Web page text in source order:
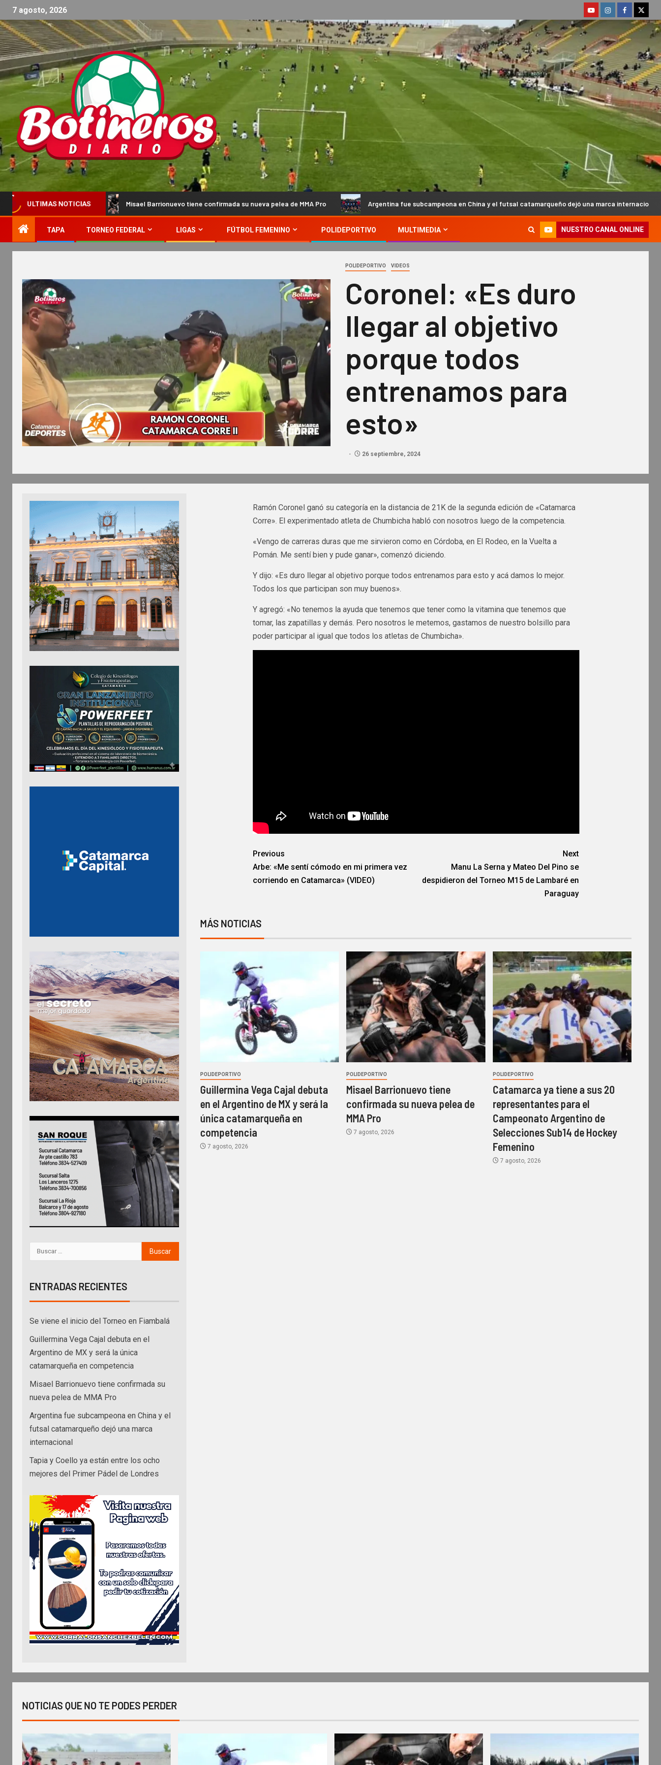
7 agosto, 2026
ULTIMAS NOTICIASMisael Barrionuevo tiene confirmada su nueva pelea de MMA Pro Argentina fue subcampeona en China y el futsal catamarqueño dejó una marca internacional Tapia
TAPA TORNEO FEDERAL LIGAS FÚTBOL FEMENINO POLIDEPORTIVO MULTIMEDIA NUESTRO CANAL ONLINE
POLIDEPORTIVO VIDEOS
Coronel: «Es duro
llegar al objetivo
porque todos
entrenamos para
esto»
26 septiembre, 2024
Ramón Coronel ganó su categoría en la distancia de 21K de la segunda edición de «Catamarca
Corre». El experimentado atleta de Chumbicha habló con nosotros luego de la competencia.
«Vengo de carreras duras que me sirvieron como en Córdoba, en El Rodeo, en la Vuelta a
Pomán. Me sentí bien y pude ganar», comenzó diciendo.
Y dijo: «Es duro llegar al objetivo porque todos entrenamos para esto y acá damos lo mejor.
Todos los que participan son muy buenos».
Y agregó: «No tenemos la ayuda que tenemos que tener como la vitamina que tenemos que
tomar, las zapatillas y demás. Pero nosotros le metemos, gastamos de nuestro bolsillo para
poder participar al igual que todos los atletas de Chumbicha».
Previous
Arbe: «Me sentí cómodo en mi primera vez
corriendo en Catamarca» (VIDEO)
Next
Manu La Serna y Mateo Del Pino se
despidieron del Torneo M15 de Lambaré en
Paraguay
MÁS NOTICIAS
POLIDEPORTIVO
Guillermina Vega Cajal debuta
en el Argentino de MX y será la
única catamarqueña en
competencia
7 agosto, 2026
POLIDEPORTIVO
Misael Barrionuevo tiene
confirmada su nueva pelea de
MMA Pro
7 agosto, 2026
POLIDEPORTIVO
Catamarca ya tiene a sus 20
representantes para el
Campeonato Argentino de
Selecciones Sub14 de Hockey
Femenino
7 agosto, 2026
ENTRADAS RECIENTES
Se viene el inicio del Torneo en Fiambalá
Guillermina Vega Cajal debuta en el
Argentino de MX y será la única
catamarqueña en competencia
Misael Barrionuevo tiene confirmada su
nueva pelea de MMA Pro
Argentina fue subcampeona en China y el
futsal catamarqueño dejó una marca
internacional
Tapia y Coello ya están entre los ocho
mejores del Primer Pádel de Londres
NOTICIAS QUE NO TE PODES PERDER